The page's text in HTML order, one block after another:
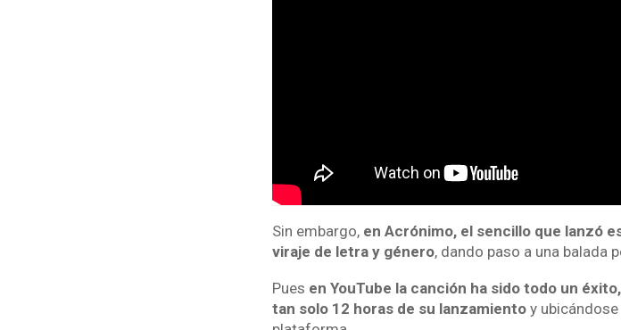
Sin embargo, en Acrónimo, el sencillo que lanzó
viraje de letra y género, dando paso a una balada
Pues en YouTube la canción ha sido todo un
tan solo 12 horas de su lanzamientoy ubicándose